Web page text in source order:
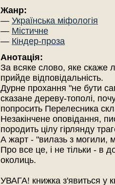
Жанр:
— Українська міфологія
— Містичне
— Кіндер-проза
Анотація:
За всяке слово, яке скаже
прийде відповідальність.
Дурне прохання "не бути
сказане дереву-тополі,
попросить Перелесника
Незакінчене оповідання,
породить цілу гірлянду
А жарт - "вилазь з могили,
Про все це, і не тільки - в
околиць.
УВАГА! книжка з'явиться у